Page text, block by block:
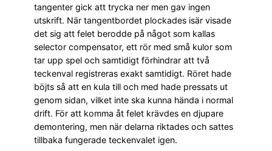
tangenter gick att trycka ner men gav ingen
utskrift. När tangentbordet plockades isär visade
det sig att felet berodde på något som kallas
selector compensator, ett rör med små kulor som
tar upp spel och samtidigt förhindrar att två
teckenval registreras exakt samtidigt. Röret hade
böjts så att en kula till och med hade pressats ut
genom sidan, vilket inte ska kunna hända i normal
drift. För att komma åt felet krävdes en djupare
demontering, men när delarna riktades och sattes
tillbaka fungerade teckenvalet igen.